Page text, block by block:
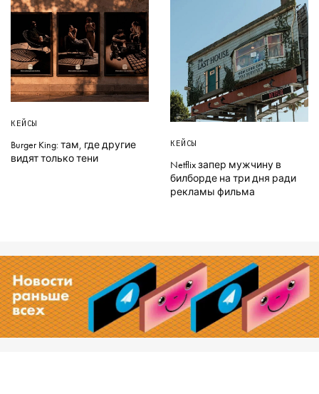
КЕЙСЫ
Burger King: там, где другие
видят только тени
КЕЙСЫ
Netflix запер мужчину в
билборде на три дня ради
рекламы фильма